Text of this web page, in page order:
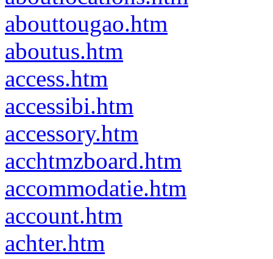
abouttougao.htm
aboutus.htm
access.htm
accessibi.htm
accessory.htm
acchtmzboard.htm
accommodatie.htm
account.htm
achter.htm